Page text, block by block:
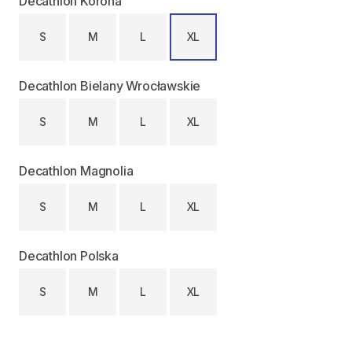
S M L XL
Decathlon Bielany Wrocławskie
S M L XL
Decathlon Magnolia
S M L XL
Decathlon Polska
S M L XL